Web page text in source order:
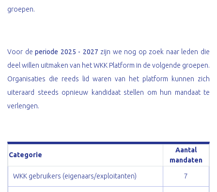
groepen.
Voor deperiode 2025 - 2027 zijn we nog op zoek naar leden die
deel willen uitmaken van het WKK Platform in de volgende groepen.
Organisaties die reeds lid waren van het platform kunnen zich
uiteraard steeds opnieuw kandidaat stellen om hun mandaat te
verlengen.
Categorie
Aantal
mandaten
WKK gebruikers (eigenaars/exploitanten) 7